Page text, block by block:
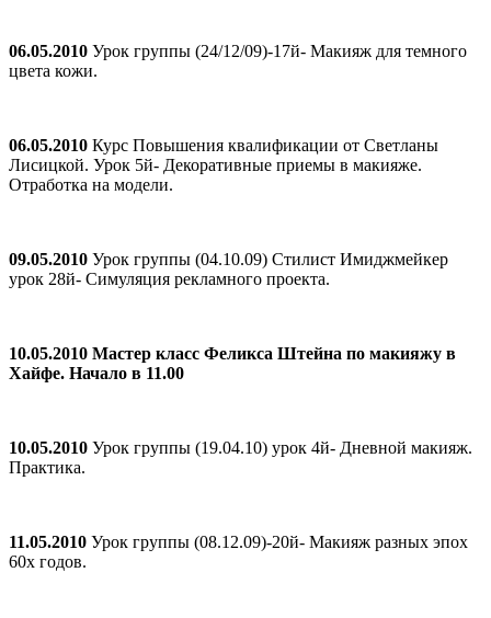
06.05.2010 Урок группы (24/12/09)-17й- Макияж для темного
цвета кожи.
06.05.2010 Курс Повышения квалификации от Светланы
Лисицкой. Урок 5й- Декоративные приемы в макияже.
Отработка на модели.
09.05.2010 Урок группы (04.10.09) Стилист Имиджмейкер
урок 28й- Симуляция рекламного проекта.
10.05.2010 Мастер класс Феликса Штейна по макияжу в
Хайфе. Начало в 11.00
10.05.2010 Урок группы (19.04.10) урок 4й- Дневной макияж.
Практика.
11.05.2010 Урок группы (08.12.09)-20й- Макияж разных эпох
60х годов.